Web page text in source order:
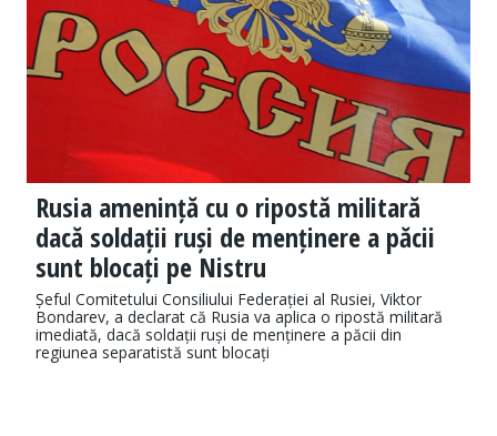
Rusia amenință cu o ripostă militară
dacă soldații ruși de menținere a păcii
sunt blocați pe Nistru
Șeful Comitetului Consiliului Federației al Rusiei, Viktor
Bondarev, a declarat că Rusia va aplica o ripostă militară
imediată, dacă soldații ruși de menținere a păcii din
regiunea separatistă sunt blocați